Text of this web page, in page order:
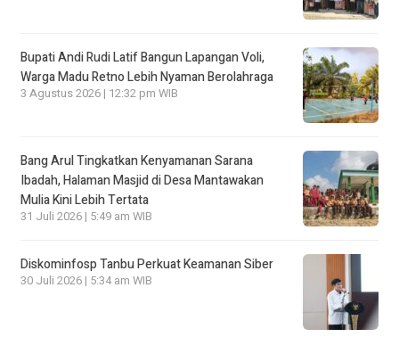
Bupati Andi Rudi Latif Bangun Lapangan Voli,
Warga Madu Retno Lebih Nyaman Berolahraga
3 Agustus 2026 | 12:32 pm WIB
Bang Arul Tingkatkan Kenyamanan Sarana
Ibadah, Halaman Masjid di Desa Mantawakan
Mulia Kini Lebih Tertata
31 Juli 2026 | 5:49 am WIB
Diskominfosp Tanbu Perkuat Keamanan Siber
30 Juli 2026 | 5:34 am WIB